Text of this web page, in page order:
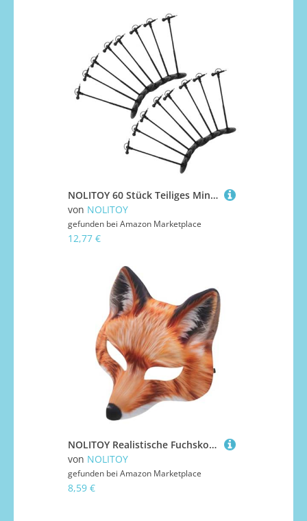
NOLITOY 60 Stück Teiliges Miniatur Mikrofon mit Ständer Kleine Graue Mikrofone für Puppenhaus Dekor Requisiten für Präzise Miniaturmodell für Rollenspiele und Sammlungen
von NOLITOY
gefunden bei Amazon Marketplace
12,77 €
NOLITOY Realistische Fuchskostüm Halbgesichtsmaske aus Wiederverwendbar und Bequem für Halloween Karneval Cosplay Partydekorationen Geeignet für Erwachsene
von NOLITOY
gefunden bei Amazon Marketplace
8,59 €